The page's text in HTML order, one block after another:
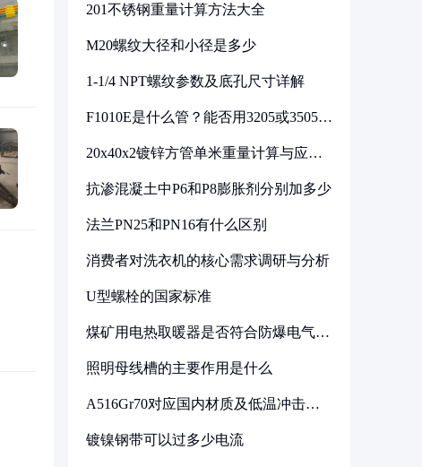
201不锈钢重量计算方法大全
M20螺纹大径和小径是多少
1-1/4 NPT螺纹参数及底孔尺寸详解
F1010E是什么管？能否用3205或3505代
20x40x2镀锌方管单米重量计算与应用
抗渗混凝土中P6和P8膨胀剂分别加多少
法兰PN25和PN16有什么区别
消费者对洗衣机的核心需求调研与分析
U型螺栓的国家标准
煤矿用电热取暖器是否符合防爆电气设
照明母线槽的主要作用是什么
A516Gr70对应国内材质及低温冲击要
镀镍钢带可以过多少电流